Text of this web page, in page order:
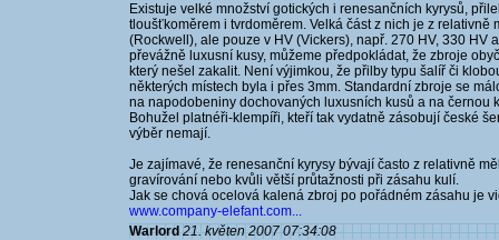
Existuje velké množství gotických i renesančních kyrysů,
tloušťkoměrem i tvrdoměrem. Velká část z nich je z
(Rockwell), ale pouze v HV (Vickers), např. 270 HV, 330 HV
převážně luxusní kusy, můžeme předpokládat, že zbroje
který nešel zakalit. Není výjimkou, že přilby typu šalíř či
některých místech byla i přes 3mm. Standardní zbroje se
na napodobeniny dochovaných luxusních kusů a na černou
Bohužel platnéři-klempíři, kteří tak vydatně zásobují české
výběr nemají.
Je zajímavé, že renesanční kyrysy bývají často z relativně
gravírování nebo kvůli větší průtažnosti při zásahu kulí.
Jak se chová ocelová kalená zbroj po pořádném zásahu je
www.company-elefant.com...
Warlord 21. květen 2007 07:34:08